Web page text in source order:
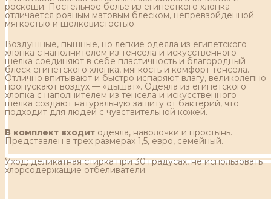
роскоши. Постельное белье из египесткого хлопка
отличается ровным матовым блеском, непревзойденной
мягкостью и шелковистостью.
Воздушные, пышные, но лёгкие одеяла из египетского
хлопка с наполнителем из тенсела и искусственного
шелка соединяют в себе пластичность и благородный
блеск египетского хлопка, мягкость и комфорт тенсела.
Отлично впитывают и быстро испаряют влагу, великолепно
пропускают воздух — «дышат». Одеяла из египетского
хлопка с наполнителем из тенсела и искусственного
шелка создают натуральную защиту от бактерий, что
подходит для людей с чувствительной кожей.
В комплект входит одеяла, наволочки и простынь.
Представлен в трех размерах 1,5, евро, семейный.
Уход: деликатная стирка при 30 градусах, не использовать
хлорсодержащие отбеливатели.